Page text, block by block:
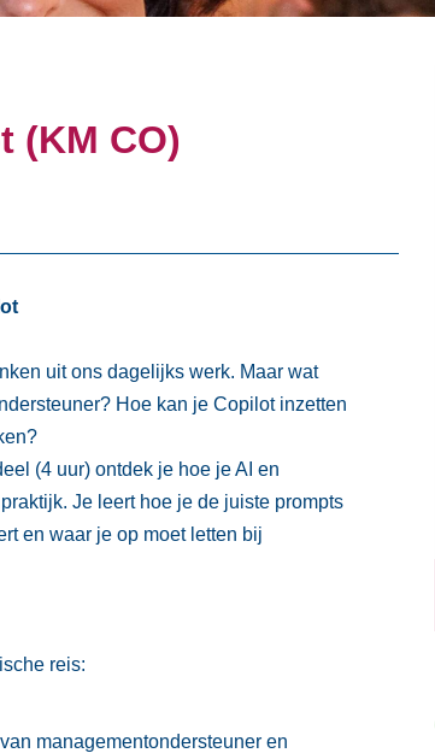
(KM CO)
uit ons dagelijks werk. Maar wat
Hoe kan je Copilot inzetten
(4 uur) ontdek je hoe je AI en
Je leert hoe je de juiste prompts
en waar je op moet letten bij
reis:
managementondersteuner en